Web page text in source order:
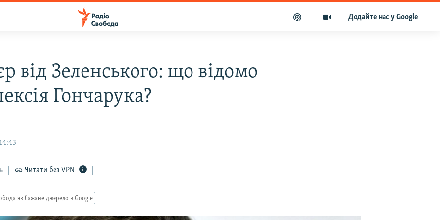
Додайте нас у Google
від Зеленського: що відомо
Гончарука?
Читати без VPN
як бажане джерело в Google